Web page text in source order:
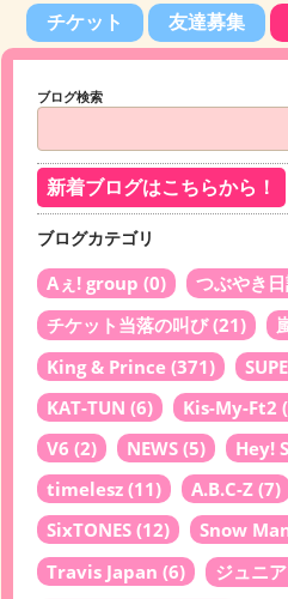
チケット 友達募集
ブログ検索
新着ブログはこちらから！
ブログカテゴリ
Aぇ! group (0) つぶやき
チケット当落の叫び(21)
King & Prince (371)
KAT-TUN (6) Kis-My-Ft2
V6 (2) NEWS (5) Hey!
timelesz (11) A.B.C-Z (7)
SixTONES (12) Snow
Travis Japan (6) ジュニア